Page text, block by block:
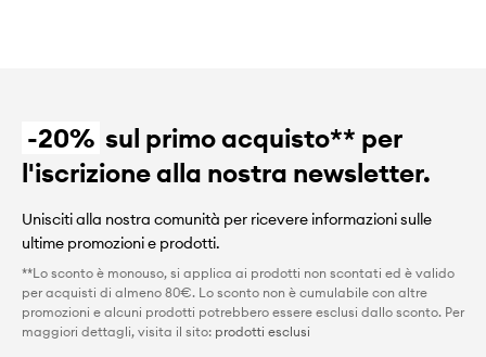
-20% sul primo acquisto** per
l'iscrizione alla nostra newsletter.
Unisciti alla nostra comunità per ricevere informazioni sulle
ultime promozioni e prodotti.
**Lo sconto è monouso, si applica ai prodotti non scontati ed è valido
per acquisti di almeno 80€. Lo sconto non è cumulabile con altre
promozioni e alcuni prodotti potrebbero essere esclusi dallo sconto. Per
maggiori dettagli, visita il sito: prodotti esclusi